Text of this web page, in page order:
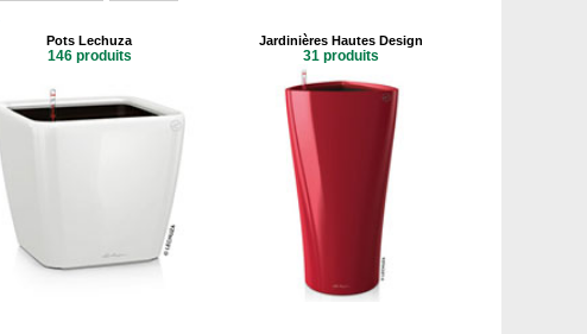
Pots Lechuza
146 produits
Jardinières Hautes Design
31 produits